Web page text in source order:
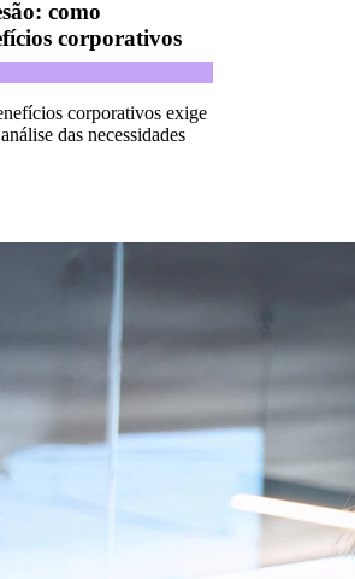
como
corporativos
corporativos exige
das necessidades